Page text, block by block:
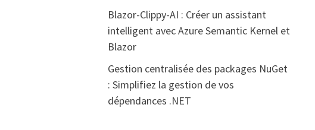
Blazor-Clippy-AI : Créer un assistant
intelligent avec Azure Semantic Kernel et
Blazor
Gestion centralisée des packages NuGet
: Simplifiez la gestion de vos
dépendances .NET